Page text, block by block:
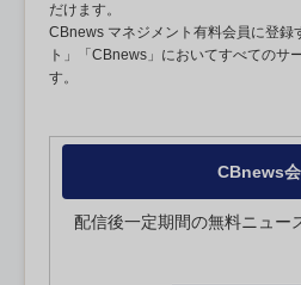
だけます。
CBnews マネジメント有料会員に登録
ト」「CBnews」においてすべてのサ
す。
CBnews
配信後一定期間の無料ニュー